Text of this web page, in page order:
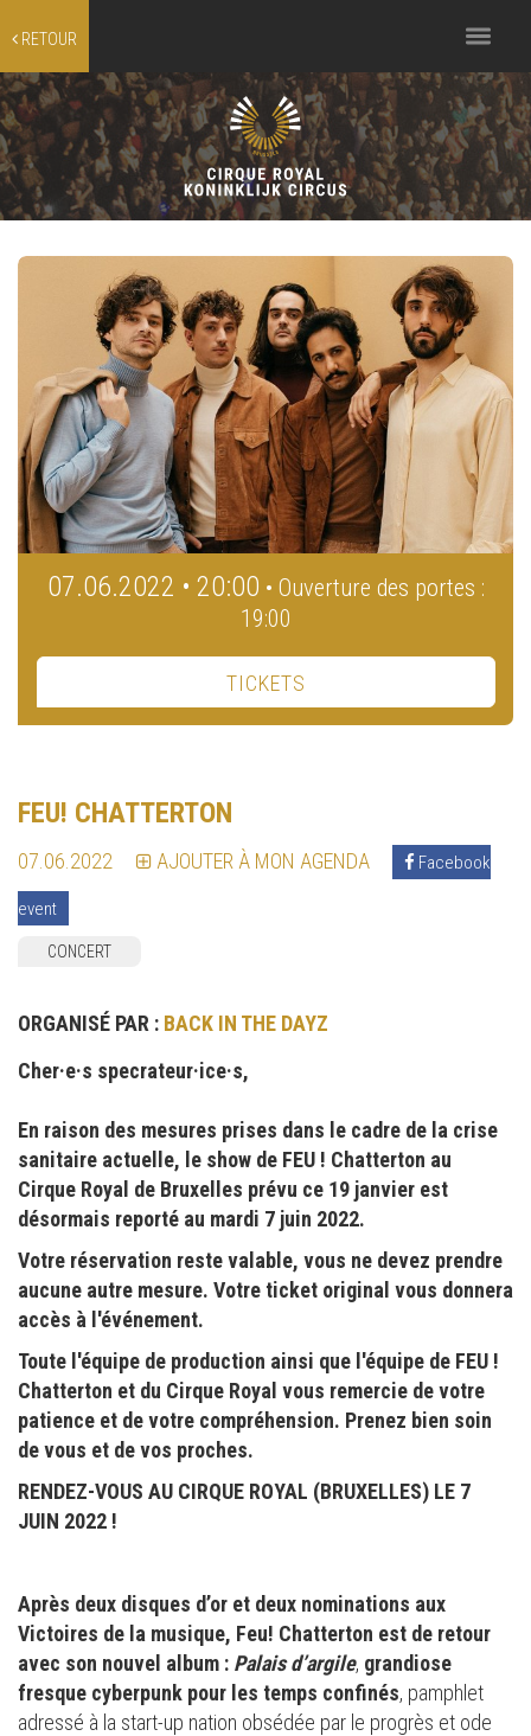
RETOUR
Toggle
navigation
07.06.2022 • 20:00 • Ouverture des portes :
19:00
TICKETS
FEU! CHATTERTON
07.06.2022 AJOUTER À MON AGENDA Facebook
event
CONCERT
ORGANISÉ PAR : BACK IN THE DAYZ
Cher·e·s specrateur·ice·s,
En raison des mesures prises dans le cadre de la crise
sanitaire actuelle, le show de FEU ! Chatterton au
Cirque Royal de Bruxelles prévu ce 19 janvier est
désormais reporté au mardi 7 juin 2022.
Votre réservation reste valable, vous ne devez prendre
aucune autre mesure. Votre ticket original vous donnera
accès à l'événement.
Toute l'équipe de production ainsi que l'équipe de FEU !
Chatterton et du Cirque Royal vous remercie de votre
patience et de votre compréhension. Prenez bien soin
de vous et de vos proches.
RENDEZ-VOUS AU CIRQUE ROYAL (BRUXELLES) LE 7
JUIN 2022 !
Après deux disques d’or et deux nominations aux
Victoires de la musique, Feu! Chatterton est de retour
avec son nouvel album : Palais d’argile, grandiose
fresque cyberpunk pour les temps confinés, pamphlet
adressé à la start-up nation obsédée par le progrès et ode